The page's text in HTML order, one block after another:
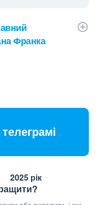
Франка
2025 рік